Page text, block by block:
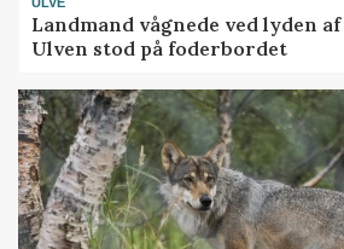
Landmand vågnede ved lyden
Ulven stod på foderbordet